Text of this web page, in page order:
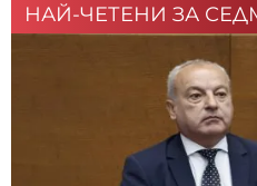
НАЙ-ЧЕТЕНИ ЗА